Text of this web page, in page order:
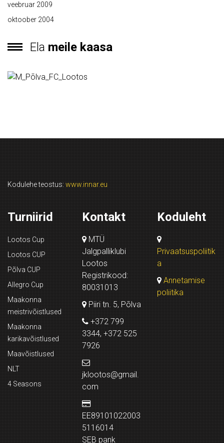
veebruar 2009
oktoober 2004
Ela meile kaasa
Kodulehe teostus: www.innar.eu
Turniirid
Lootos Cup
Lootos CUP
Põlva CUP
Allegro Cup
Maakonna
meistrivõistlused
Maakonna
karikavõistlused
Maavõistlused
NLT
4 Seasons
Kontakt
MTÜ
Jalgpalliklubi
Lootos
Registrikood:
80031013
Piiri tn. 5, Põlva
+372 799
3344, +372 525
7926
jklootos@gmail.
com
EE89101022003
5116014
SEB pank
Koduleht
Privaatsuspoliitik
a
Annetamise
poliitika